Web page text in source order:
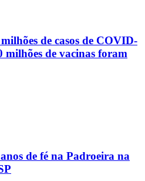
de casos de COVID-
milhões de vacinas foram
de fé na Padroeira na